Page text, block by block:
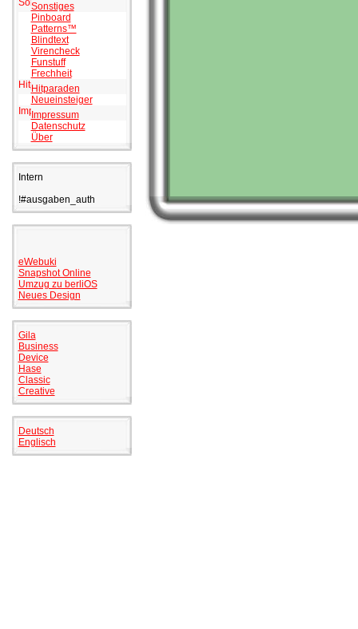
Sonstiges
Pinboard
Patterns™
Blindtext
Virencheck
Funstuff
Frechheit
Hitparaden
Neueinsteiger
Impressum
Datenschutz
Über
Intern
!#ausgaben_auth
eWebuki
Snapshot Online
Umzug zu berliOS
Neues Design
Gila
Business
Device
Hase
Classic
Creative
Deutsch
Englisch